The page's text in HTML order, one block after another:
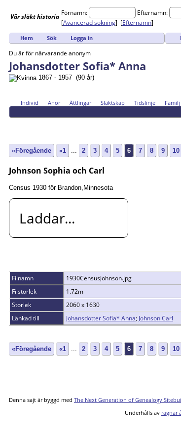
Vårsläkthistoria Förnamn:
Efternamn:
[Avancerad sökning] [Efternamn]
Hem Sök Logga in
Du är för närvarande anonym
Johansdotter Sofia* Anna
1867 - 1957 (90 år)
Individ Anor Ättlingar Släktskap Tidslinje Familj
«Föregående «1 2 3 4 5 6 7 8 9 10
Johnson Sophia och Carl
Census 1930 för Brandon,Minnesota
Laddar...
Filnamn
1930CensusJohnson.jpg
Filstorlek
1.72m
Storlek
2060 x 1630
Länkad till
Johansdotter Sofia* Anna; Johnson Carl
«Föregående «1 2 3 4 5 6 7 8 9 10
Denna sajt är byggd med The Next Generation of Genealogy
Underhålls av ragnar